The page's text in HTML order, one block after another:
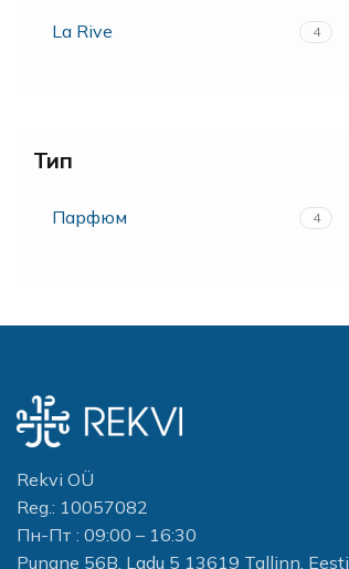
La Rive 4
Тип
Парфюм 4
Rekvi OÜ
Reg.: 10057082
Пн-Пт : 09:00 – 16:30
Punane 56B, Ladu 5 13619 Tallinn, Eesti